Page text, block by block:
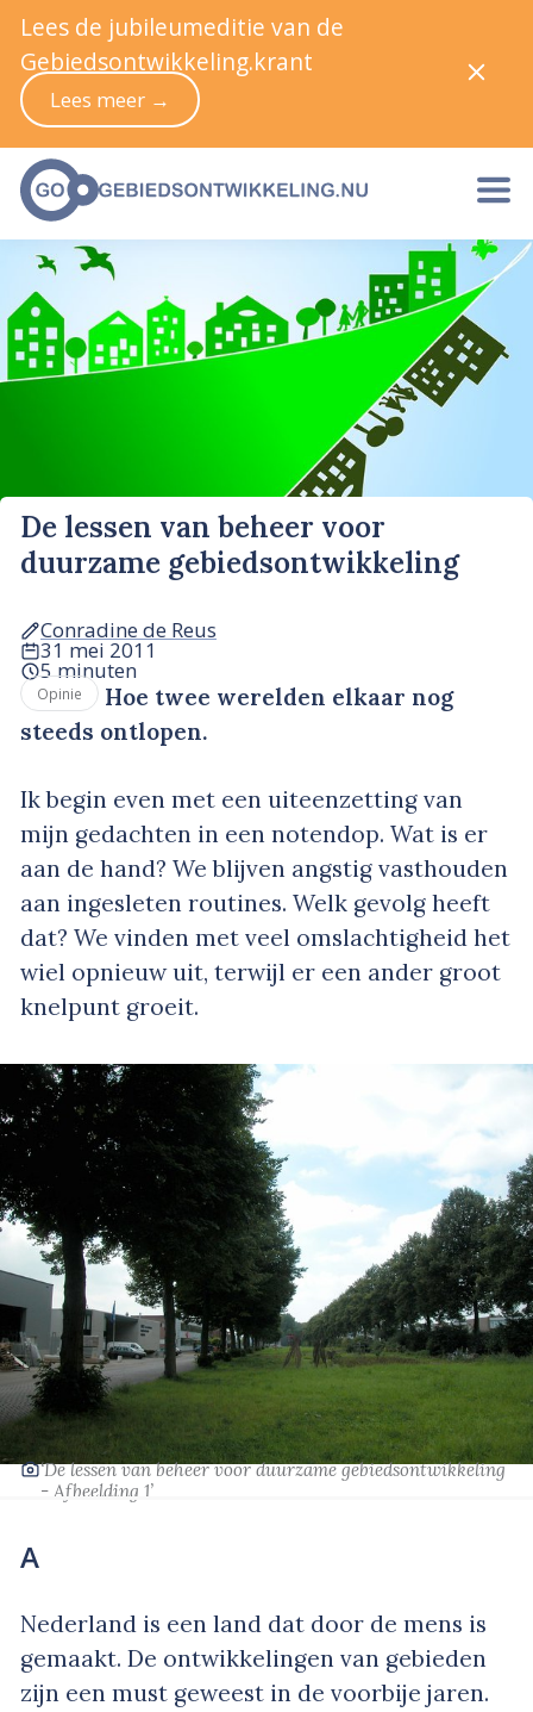
De lessen van beheer voor
duurzame gebiedsontwikkeling
Conradine de Reus
31 mei 2011
5 minuten
Opinie
Hoe twee werelden elkaar nog
steeds ontlopen.
Ik begin even met een uiteenzetting van
mijn gedachten in een notendop. Wat is er
aan de hand? We blijven angstig vasthouden
aan ingesleten routines. Welk gevolg heeft
dat? We vinden met veel omslachtigheid het
wiel opnieuw uit, terwijl er een ander groot
knelpunt groeit.
‘De lessen van beheer voor duurzame gebiedsontwikkeling
- Afbeelding 1’
A
Nederland is een land dat door de mens is
gemaakt. De ontwikkelingen van gebieden
zijn een must geweest in de voorbije jaren.
Lees de jubileumeditie van de
Gebiedsontwikkeling.krant
Lees meer →